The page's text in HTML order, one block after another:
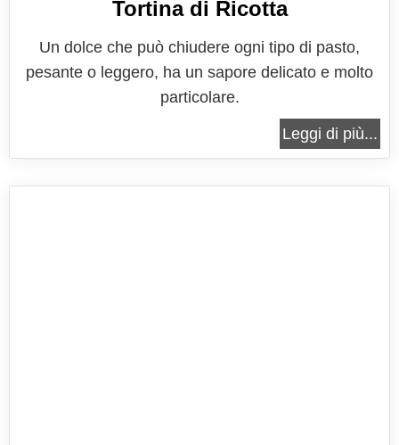
Tortina di Ricotta
Un dolce che può chiudere ogni tipo di pasto,
pesante o leggero, ha un sapore delicato e molto
particolare.
Leggi di più...